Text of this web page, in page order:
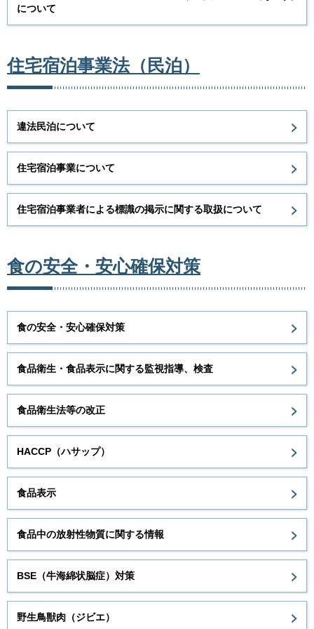
について
住宅宿泊事業法（民泊）
違法民泊について
住宅宿泊事業について
住宅宿泊事業者による標識の掲示に関する取扱について
食の安全・安心確保対策
食の安全・安心確保対策
食品衛生・食品表示に関する監視指導、検査
食品衛生法等の改正
HACCP（ハサップ）
食品表示
食品中の放射性物質に関する情報
BSE（牛海綿状脳症）対策
野生鳥獣肉（ジビエ）